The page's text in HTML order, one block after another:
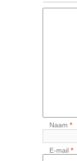
Naam*
E-mail*